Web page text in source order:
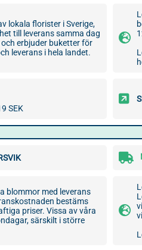
lokala florister i Sverige,
till leverans samma dag
erbjuder buketter för
leverans i hela landet.
SEK
blommor med leverans
bestäms
priser. Vissa av våra
särskilt i större